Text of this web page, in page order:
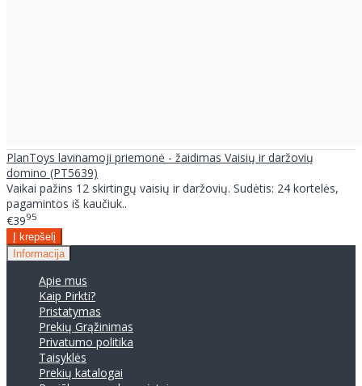
PlanToys lavinamoji priemonė - žaidimas Vaisių ir daržovių
domino (PT5639)
Vaikai pažins 12 skirtingų vaisių ir daržovių. Sudėtis: 24 kortelės,
pagamintos iš kaučiuk..
€3995
Informacija
Apie mus
Kaip Pirkti?
Pristatymas
Prekių Grąžinimas
Privatumo politika
Taisyklės
Prekių katalogai